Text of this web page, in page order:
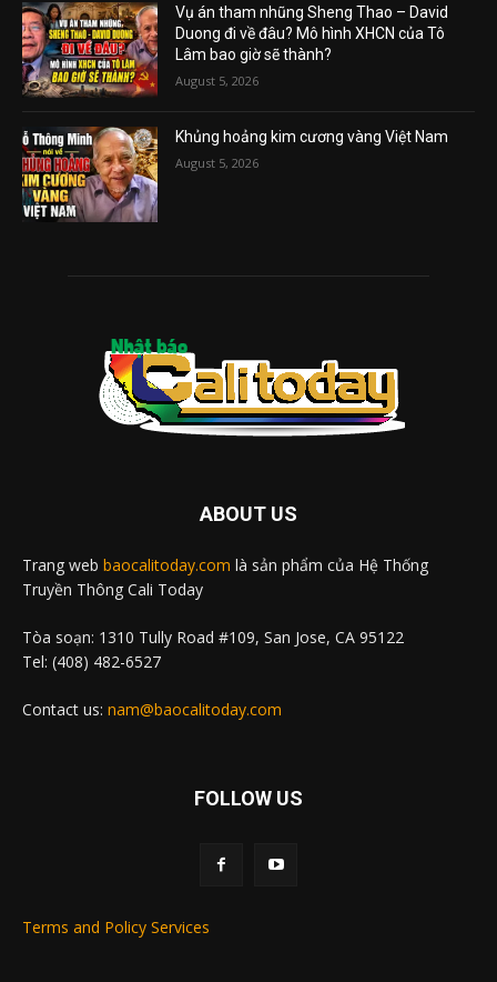
Vụ án tham nhũng Sheng Thao – David
Duong đi về đâu? Mô hình XHCN của Tô
Lâm bao giờ sẽ thành?
August 5, 2026
Khủng hoảng kim cương vàng Việt Nam
August 5, 2026
ABOUT US
Trang web baocalitoday.com là sản phẩm của Hệ Thống
Truyền Thông Cali Today
Tòa soạn: 1310 Tully Road #109, San Jose, CA 95122
Tel: (408) 482-6527
Contact us: nam@baocalitoday.com
FOLLOW US
Terms and Policy Services